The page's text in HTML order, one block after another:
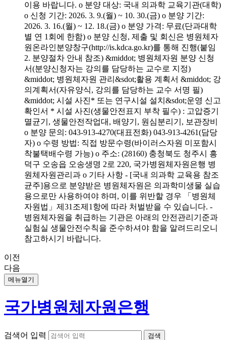
이용 바랍니다. o 분양 대상: 국내 의과학 교육기관(대학)
o 신청 기간: 2026. 3. 9.(월) ~ 10. 30.(금) o 분양 기간:
2026. 3. 16.(월) ~ 12. 18.(금) o 분양 가격: 무료(단과대학
별 연 1회에 한함) o 분양 신청, 제출 및 회신은 병원체자
원온라인분양창구(http://is.kdca.go.kr)를 통해 진행(붙임
2. 분양절차 안내 참조) &middot; 병원체자원 분양 신청
서(분양신청자는 강의를 담당하는 교수로 지정)
&middot; 병원체자원 관리&sdot;활용 계획서 &middot; 강
의계획서(자유양식, 강의를 담당하는 교수 서명 필)
&middot; 시설 사진* 또는 연구시설 설치&sdot;운영 신고
확인서 * 시설 사진(생물안전표지 부착 필수) : 고압증기
멸균기, 생물안전작업대, 배양기, 원심분리기, 보관장비
o 분양 문의: 043-913-4270(대표전화) 043-913-4261(담당
자) o 수령 방법: 직접 방문수령(바이러스자원 미포함시
착불택배수령 가능) o 주소: (28160) 충청북도 청주시 흥
덕구 오송읍 오송생명 2로 220, 국가병원체자원은행 병
원체자원관리과 o 기타 사항 - [국내 의과학 교육용 참조
균주]용으로 분양받은 병원체자원은 의과학미생물 실습
용으로만 사용하여야 하며, 이를 위반할 경우 「병원체
자원법」제31조제1항에 따라 처벌받을 수 있습니다. -
병원체자원을 취급하는 기관은 아래의 안전관리기준과
실험실 생물안전수칙을 준수하셔야 함을 알려드리오니
참고하시기 바랍니다.
이전
다음
메뉴열기
국가병원체자원은행
검색어 입력